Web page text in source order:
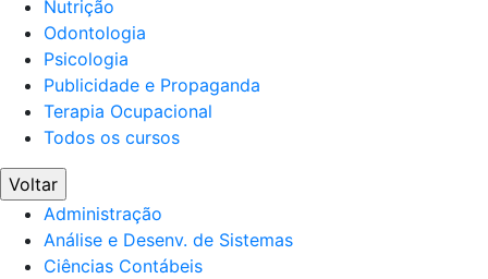
Nutrição
Odontologia
Psicologia
Publicidade e Propaganda
Terapia Ocupacional
Todos os cursos
Voltar
Administração
Análise e Desenv. de Sistemas
Ciências Contábeis